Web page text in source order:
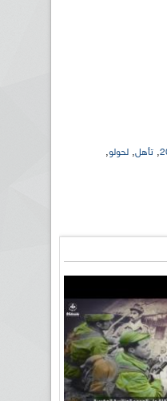
, تأهل, لحولو,